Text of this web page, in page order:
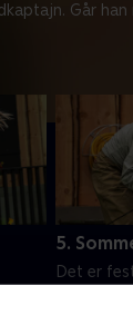
Går han
5.
Det er
undgå at